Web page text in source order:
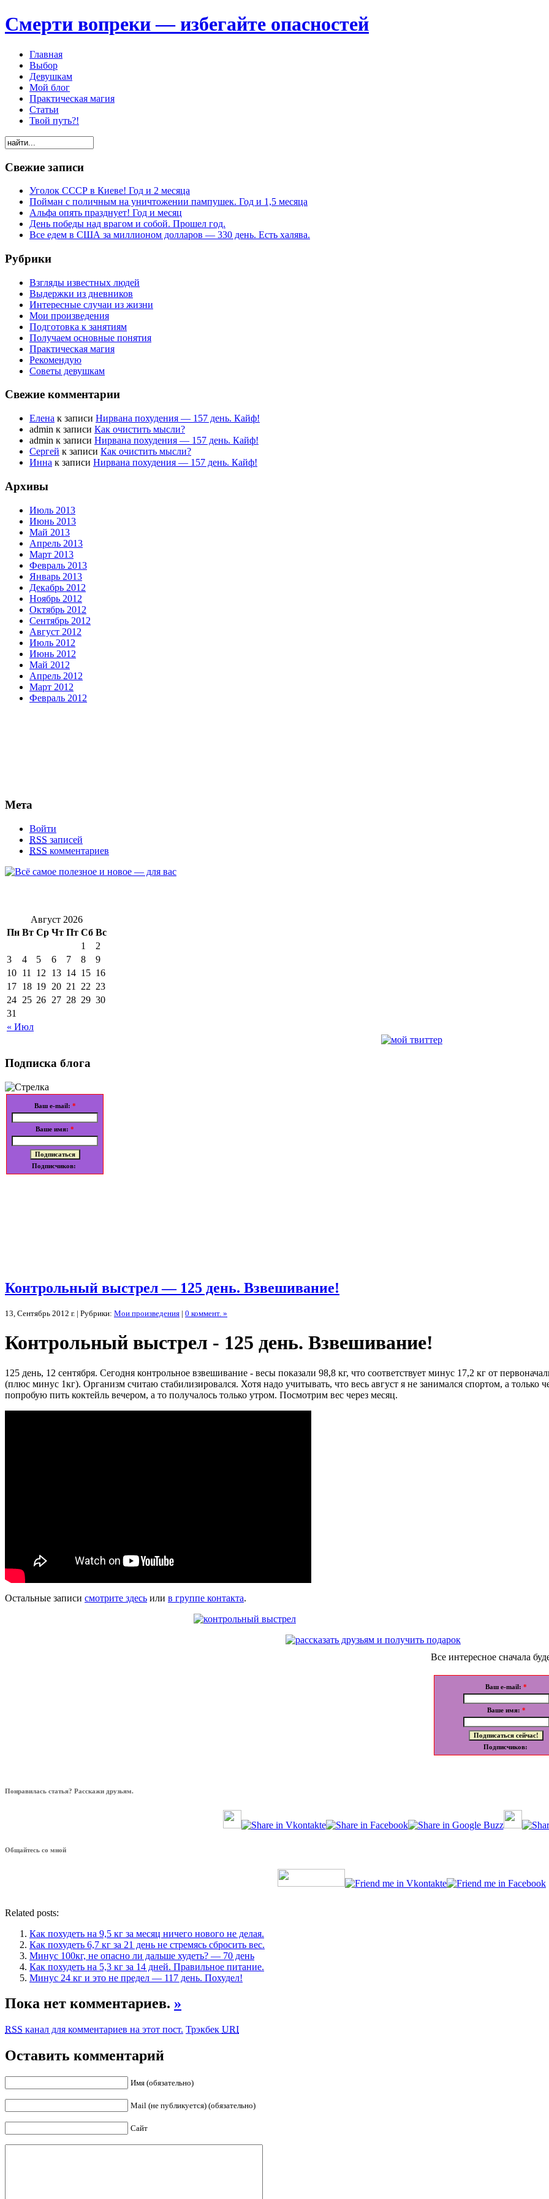
Смерти вопреки — избегайте опасностей
Главная
Выбор
Девушкам
Мой блог
Практическая магия
Статьи
Твой путь?!
Свежие записи
Уголок СССР в Киеве! Год и 2 месяца
Пойман с поличным на уничтожении пампушек. Год и 1,5 месяца
Альфа опять празднует! Год и месяц
День победы над врагом и собой. Прошел год.
Все едем в США за миллионом долларов — 330 день. Есть халява.
Рубрики
Взгляды известных людей
Выдержки из дневников
Интересные случаи из жизни
Мои произведения
Подготовка к занятиям
Получаем основные понятия
Практическая магия
Рекомендую
Советы девушкам
Свежие комментарии
Елена к записи Нирвана похудения — 157 день. Кайф!
admin к записи Как очистить мысли?
admin к записи Нирвана похудения — 157 день. Кайф!
Сергей к записи Как очистить мысли?
Инна к записи Нирвана похудения — 157 день. Кайф!
Архивы
Июль 2013
Июнь 2013
Май 2013
Апрель 2013
Март 2013
Февраль 2013
Январь 2013
Декабрь 2012
Ноябрь 2012
Октябрь 2012
Сентябрь 2012
Август 2012
Июль 2012
Июнь 2012
Май 2012
Апрель 2012
Март 2012
Февраль 2012
Мета
Войти
RSS записей
RSS комментариев
Август 2026
Пн Вт Ср Чт Пт Сб Вс
« Июл
1
2
3
4 5 6 7 8
9
10 11 12 13 14 15 16
17 18 19 20 21 22 23
24 25 26 27 28 29 30
31
Подписка блога
Ваш e-mail: *
Ваше имя: *
Подписчиков:
Контрольный выстрел — 125 день. Взвешивание!
13, Сентябрь 2012 г. | Рубрики: Мои произведения | 0 коммент. »
Контрольный выстрел - 125 день. Взвешивание!
125 день, 12 сентября. Сегодня контрольное взвешивание - весы показали 98,8 кг, что соответствует минус 17,2 кг от
(плюс минус 1кг). Организм считаю стабилизировался. Хотя надо учитывать, что весь август я не занимался спортом, а только
попробую пить коктейль вечером, а то получалось только утром. Посмотрим вес через месяц.
Остальные записи смотрите здесь или в группе контакта.
Все интересное сначала
Ваш e-mail: *
Ваше имя: *
Подписчиков:
Понравилась статья? Расскажи друзьям.
Общайтесь со мной
Related posts:
Как похудеть на 9,5 кг за месяц ничего нового не делая.
Как похудеть 6,7 кг за 21 день не стремясь сбросить вес.
Минус 100кг, не опасно ли дальше худеть? — 70 день
Как похудеть на 5,3 кг за 14 дней. Правильное питание.
Минус 24 кг и это не предел — 117 день. Похудел!
Пока нет комментариев. »
RSS канал для комментариев на этот пост. Трэкбек URI
Оставить комментарий
Имя (обязательно)
Mail (не публикуется) (обязательно)
Сайт